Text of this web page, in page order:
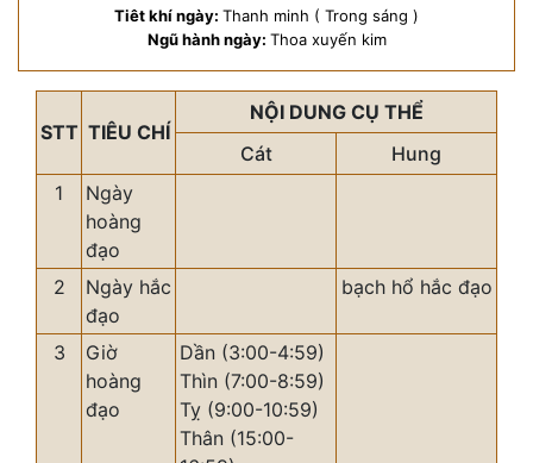
Tiêt khí ngày: Thanh minh ( Trong sáng )
Ngũ hành ngày: Thoa xuyến kim
STT TIÊU CHÍ
NỘI DUNG CỤ THỂ
Cát
Hung
1
Ngày
hoàng
đạo
2
Ngày hắc
đạo
bạch hổ hắc đạo
3
Giờ
hoàng
đạo
Dần (3:00-4:59)
Thìn (7:00-8:59)
Tỵ (9:00-10:59)
Thân (15:00-